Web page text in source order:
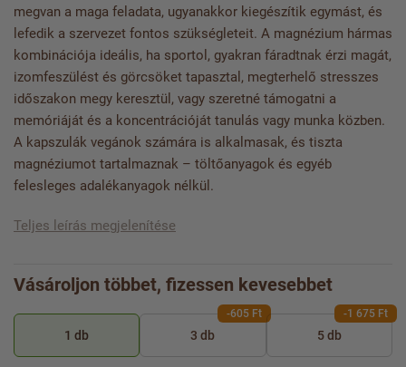
megvan a maga feladata, ugyanakkor kiegészítik egymást, és
lefedik a szervezet fontos szükségleteit. A magnézium hármas
kombinációja ideális, ha sportol, gyakran fáradtnak érzi magát,
izomfeszülést és görcsöket tapasztal, megterhelő stresszes
időszakon megy keresztül, vagy szeretné támogatni a
memóriáját és a koncentrációját tanulás vagy munka közben.
A kapszulák vegánok számára is alkalmasak, és tiszta
magnéziumot tartalmaznak – töltőanyagok és egyéb
felesleges adalékanyagok nélkül.
Teljes leírás megjelenítése
Vásároljon többet, fizessen kevesebbet
1 db 3 db
-605 Ft
5 db
-1 675 Ft